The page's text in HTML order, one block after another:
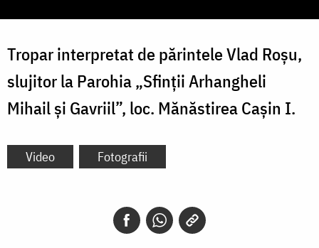
Tropar interpretat de părintele Vlad Roșu,
slujitor la Parohia „Sfinții Arhangheli
Mihail și Gavriil”, loc. Mănăstirea Cașin I.
Video Fotografii